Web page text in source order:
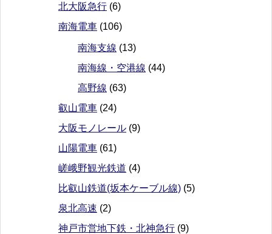
北大阪急行 (6)
南海電車 (106)
南海支線 (13)
南海線・空港線 (44)
高野線 (63)
叡山電車 (24)
大阪モノレール (9)
山陽電車 (61)
嵯峨野観光鉄道 (4)
比叡山鉄道(坂本ケーブル線) (5)
泉北高速 (2)
神戸市営地下鉄・北神急行 (9)